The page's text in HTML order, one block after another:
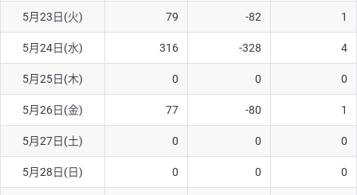
5月23日(火) 79 -82 1
5月24日(水) 316 -328 4
5月25日(木) 0 0 0
5月26日(金) 77 -80 1
5月27日(土) 0 0 0
5月28日(日) 0 0 0